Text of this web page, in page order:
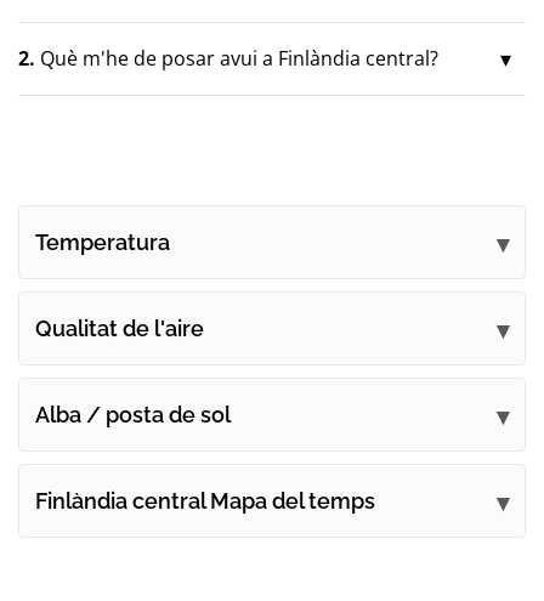
2. Què m'he de posar avui a Finlàndia central?
Temperatura
Qualitat de l'aire
Alba / posta de sol
Finlàndia central Mapa del temps